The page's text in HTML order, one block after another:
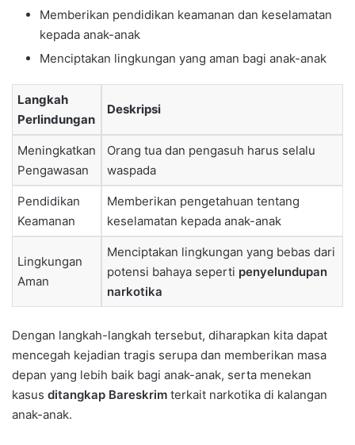
Memberikan pendidikan keamanan dan keselamatan
kepada anak-anak
Menciptakan lingkungan yang aman bagi anak-anak
Langkah
Perlindungan
Deskripsi
Meningkatkan
Pengawasan
Orang tua dan pengasuh harus selalu
waspada
Pendidikan
Keamanan
Memberikan pengetahuan tentang
keselamatan kepada anak-anak
Lingkungan
Aman
Menciptakan lingkungan yang bebas dari
potensi bahaya seperti penyelundupan
narkotika
Dengan langkah-langkah tersebut, diharapkan kita dapat
mencegah kejadian tragis serupa dan memberikan masa
depan yang lebih baik bagi anak-anak, serta menekan
kasus ditangkap Bareskrim terkait narkotika di kalangan
anak-anak.